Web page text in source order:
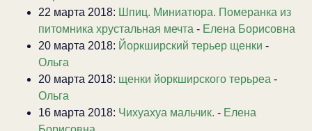
22 марта 2018: Шпиц. Миниатюра. Померанка из
питомника хрустальная мечта - Елена Борисовна
20 марта 2018: Йоркширский терьер щенки -
Ольга
20 марта 2018: щенки йоркширского терьреа -
Ольга
16 марта 2018: Чихуахуа мальчик. - Елена